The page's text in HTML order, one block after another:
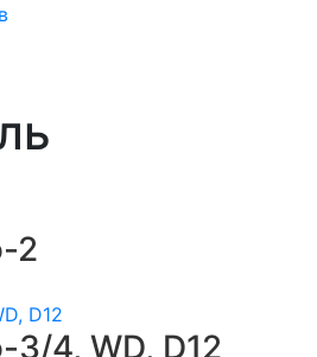
2
3/4, WD, D12